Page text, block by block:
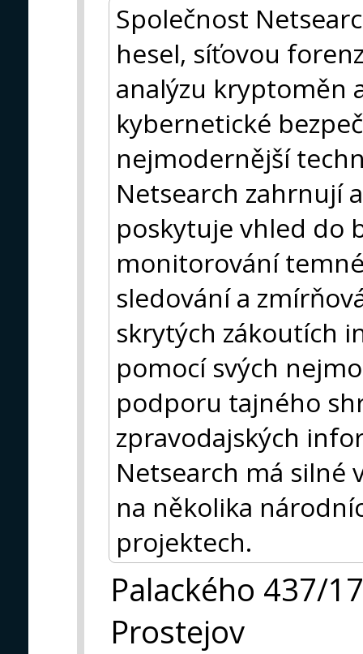
Společnost
hesel, síťovou
analýzu kryptoměn
kybernetické
nejmodernější
Netsearch zahrnují
poskytuje vhled do
monitorování
sledování a
skrytých zákoutích
pomocí svých
podporu tajného
zpravodajských
Netsearch má silné
na několika
projektech.
Palackého 437/17
Prostejov